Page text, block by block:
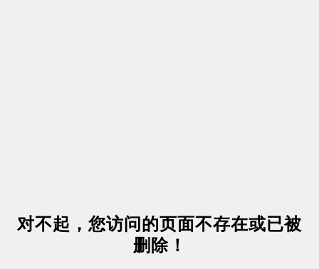
对不起，您访问的页面不存在或已被
删除！